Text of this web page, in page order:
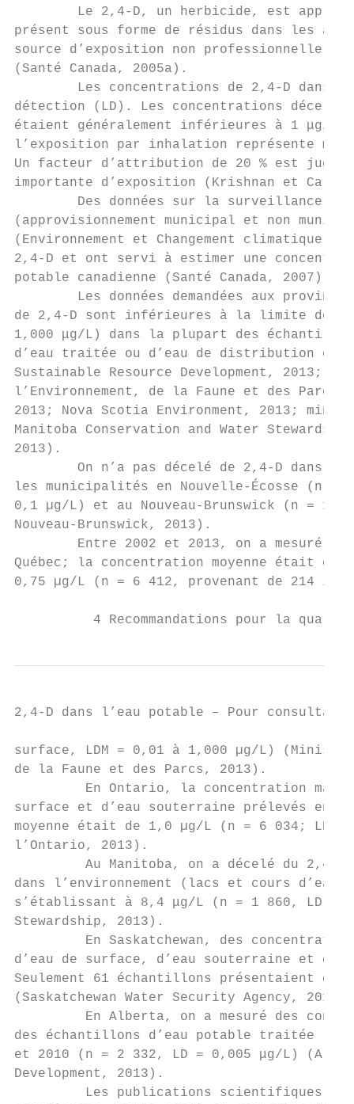
Le 2,4-D, un herbicide, est
présent sous forme de résidus dans les
source d’exposition non professionnelle
(Santé Canada, 2005a).
Les concentrations de 2,4-D dans
détection (LD). Les concentrations
étaient généralement inférieures à 1 μg/L
l’exposition par inhalation représente
Un facteur d’attribution de 20 % est jugé
importante d’exposition (Krishnan et
Des données sur la surveillance
(approvisionnement municipal et non
(Environnement et Changement climatique
2,4-D et ont servi à estimer une
potable canadienne (Santé Canada, 2007).
Les données demandées aux
de 2,4-D sont inférieures à la limite de
1,000 μg/L) dans la plupart des
d’eau traitée ou d’eau de distribution où
Sustainable Resource Development, 2013;
l’Environnement, de la Faune et des
2013; Nova Scotia Environment, 2013;
Manitoba Conservation and Water
2013).
On n’a pas décelé de 2,4-D dans
les municipalités en Nouvelle-Écosse (n =
0,1 µg/L) et au Nouveau-Brunswick (n =
Nouveau-Brunswick, 2013).
Entre 2002 et 2013, on a mesuré
Québec; la concentration moyenne était
0,75 µg/L (n = 6 412, provenant de 214
4 Recommandations pour la
2,4-D dans l’eau potable – Pour
surface, LDM = 0,01 à 1,000 µg/L)
de la Faune et des Parcs, 2013).
En Ontario, la concentration
surface et d’eau souterraine prélevés
moyenne était de 1,0 µg/L (n = 6 034; LD
l’Ontario, 2013).
Au Manitoba, on a décelé du 2,4-
dans l’environnement (lacs et cours
s’établissant à 8,4 μg/L (n = 1 860, LD =
Stewardship, 2013).
En Saskatchewan, des
d’eau de surface, d’eau souterraine et
Seulement 61 échantillons présentaient
(Saskatchewan Water Security Agency, 2013).
En Alberta, on a mesuré des
des échantillons d’eau potable traitée (75
et 2010 (n = 2 332, LD = 0,005 μg/L)
Development, 2013).
Les publications scientifiques